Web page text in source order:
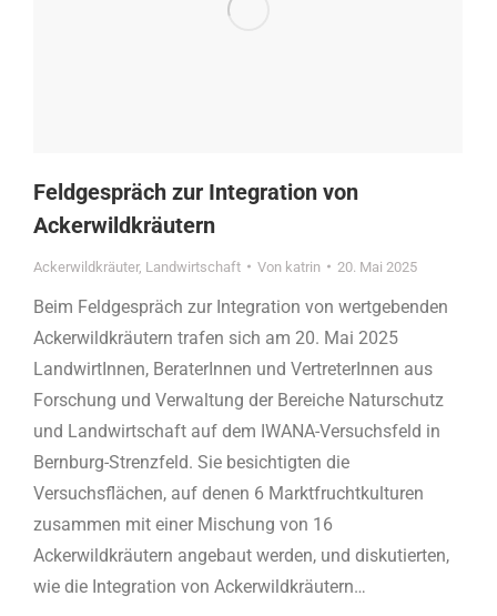
Feldgespräch zur Integration von
Ackerwildkräutern
Ackerwildkräuter, Landwirtschaft Von katrin 20. Mai 2025
Beim Feldgespräch zur Integration von wertgebenden
Ackerwildkräutern trafen sich am 20. Mai 2025
LandwirtInnen, BeraterInnen und VertreterInnen aus
Forschung und Verwaltung der Bereiche Naturschutz
und Landwirtschaft auf dem IWANA-Versuchsfeld in
Bernburg-Strenzfeld. Sie besichtigten die
Versuchsflächen, auf denen 6 Marktfruchtkulturen
zusammen mit einer Mischung von 16
Ackerwildkräutern angebaut werden, und diskutierten,
wie die Integration von Ackerwildkräutern…